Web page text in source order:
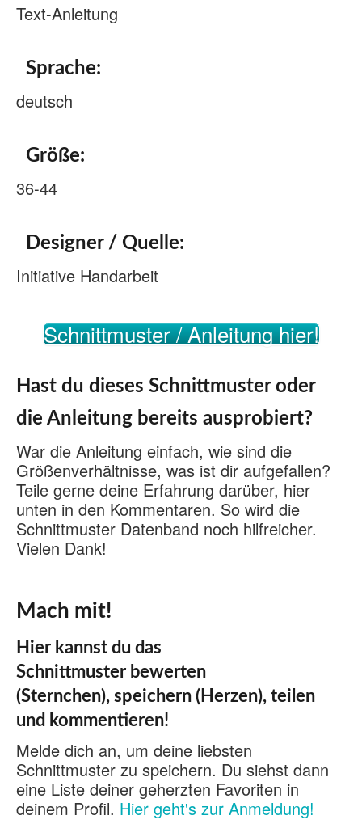
Text-Anleitung
Sprache:
deutsch
Größe:
36-44
Designer / Quelle:
Initiative Handarbeit
Schnittmuster / Anleitung hier!
Hast du dieses Schnittmuster oder
die Anleitung bereits ausprobiert?
War die Anleitung einfach, wie sind die
Größenverhältnisse, was ist dir aufgefallen?
Teile gerne deine Erfahrung darüber, hier
unten in den Kommentaren. So wird die
Schnittmuster Datenband noch hilfreicher.
Vielen Dank!
Mach mit!
Hier kannst du das
Schnittmuster bewerten
(Sternchen), speichern (Herzen), teilen
und kommentieren!
Melde dich an, um deine liebsten
Schnittmuster zu speichern. Du siehst dann
eine Liste deiner geherzten Favoriten in
deinem Profil. Hier geht's zur Anmeldung!